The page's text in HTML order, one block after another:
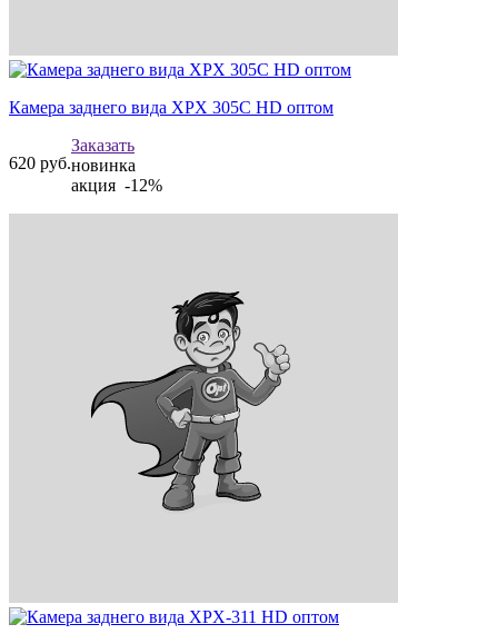
Камера заднего вида XPX 305C HD оптом
620 руб.
Заказать
новинка
акция -12%